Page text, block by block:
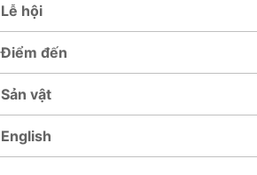
Lễ hội
Điểm đến
Sản vật
English